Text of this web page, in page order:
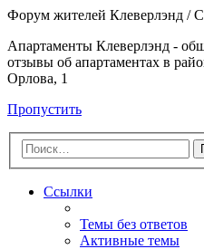
Форум жителей Клеверлэнд /
Апартаменты Клеверлэнд -
отзывы об апартаментах в
Орлова, 1
Пропустить
Ссылки
Темы без ответов
Активные темы